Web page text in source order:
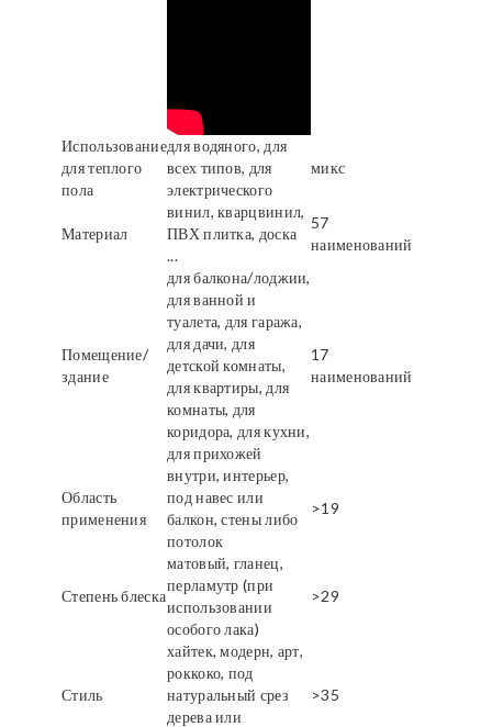
Использование
для теплого
пола
для водяного, для
всех типов, для
электрического
микс
Материал
винил, кварцвинил,
ПВХ плитка, доска
...
57
наименований
Помещение/
здание
для балкона/лоджии,
для ванной и
туалета, для гаража,
для дачи, для
детской комнаты,
для квартиры, для
комнаты, для
коридора, для кухни,
для прихожей
17
наименований
Область
применения
внутри, интерьер,
под навес или
балкон, стены либо
потолок
>19
Степень блеска
матовый, гланец,
перламутр (при
использовании
особого лака)
>29
Стиль
хайтек, модерн, арт,
роккоко, под
натуральный срез
дерева или
>35